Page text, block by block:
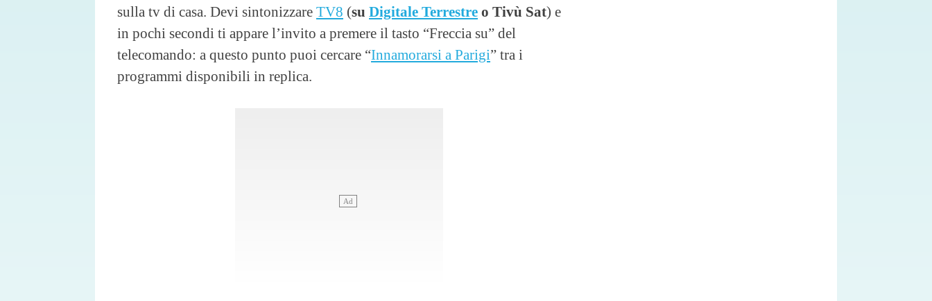
sulla tv di casa. Devi sintonizzare TV8 (su Digitale Terrestre o Tivù Sat) e
in pochi secondi ti appare l’invito a premere il tasto “Freccia su” del
telecomando: a questo punto puoi cercare “Innamorarsi a Parigi” tra i
programmi disponibili in replica.